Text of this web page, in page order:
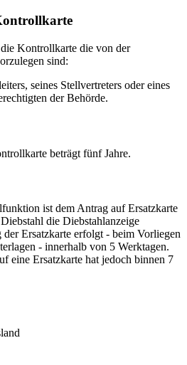
Kontrollkarte die von der
sind:
seines Stellvertreters oder eines
der Behörde.
beträgt fünf Jahre.
ist dem Antrag auf Ersatzkarte
die Diebstahlanzeige
Ersatzkarte erfolgt - beim Vorliegen
- innerhalb von 5 Werktagen.
eine Ersatzkarte hat jedoch binnen 7